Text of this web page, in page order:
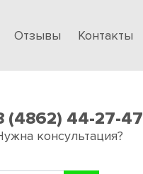
Отзывы Контакты
(4862) 44-27-47
консультация?